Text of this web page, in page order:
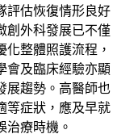
評估恢復情形良好
創外科發展已不僅
整體照護流程，
會及臨床經驗亦顯
展趨勢。高醫師也
等症狀，應及早就
治療時機。